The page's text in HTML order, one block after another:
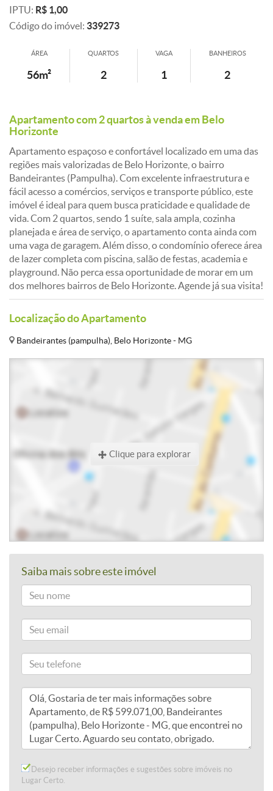
IPTU: R$ 1,00
Código do imóvel: 339273
ÁREA
56m²
QUARTOS
2
VAGA
1
BANHEIROS
2
Apartamento com 2 quartos à venda em Belo
Horizonte
Apartamento espaçoso e confortável localizado em uma das
regiões mais valorizadas de Belo Horizonte, o bairro
Bandeirantes (Pampulha). Com excelente infraestrutura e
fácil acesso a comércios, serviços e transporte público, este
imóvel é ideal para quem busca praticidade e qualidade de
vida. Com 2 quartos, sendo 1 suíte, sala ampla, cozinha
planejada e área de serviço, o apartamento conta ainda com
uma vaga de garagem. Além disso, o condomínio oferece área
de lazer completa com piscina, salão de festas, academia e
playground. Não perca essa oportunidade de morar em um
dos melhores bairros de Belo Horizonte. Agende já sua visita!
Localização do Apartamento
Bandeirantes (pampulha), Belo Horizonte - MG
Clique para explorar
Saiba mais sobre este imóvel
Desejo receber informações e sugestões sobre imóveis no
Lugar Certo.